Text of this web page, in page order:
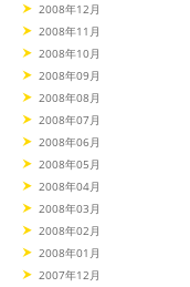
2008年12月
2008年11月
2008年10月
2008年09月
2008年08月
2008年07月
2008年06月
2008年05月
2008年04月
2008年03月
2008年02月
2008年01月
2007年12月